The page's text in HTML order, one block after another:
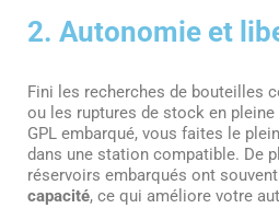
2. Autonomie et
Fini les recherches de bouteilles
ou les ruptures de stock en
GPL embarqué, vous faites le
dans une station compatible. De
réservoirs embarqués ont
capacité, ce qui améliore votre